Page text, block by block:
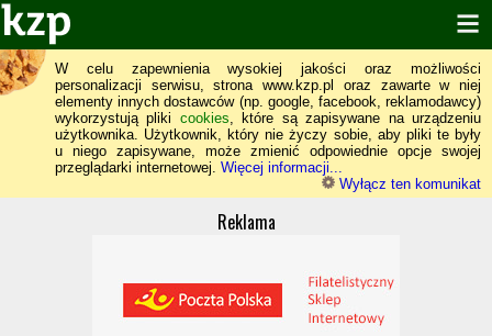
W celu zapewnienia wysokiej jakości oraz możliwości
personalizacji serwisu, strona www.kzp.pl oraz zawarte w niej
elementy innych dostawców (np. google, facebook, reklamodawcy)
wykorzystują pliki cookies, które są zapisywane na urządzeniu
użytkownika. Użytkownik, który nie życzy sobie, aby pliki te były
u niego zapisywane, może zmienić odpowiednie opcje swojej
przeglądarki internetowej. Więcej informacji...
Wyłącz ten komunikat
Reklama